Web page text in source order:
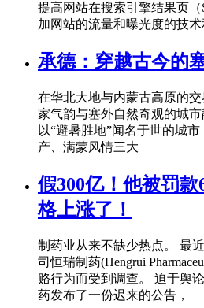
提高网站在搜索引擎结果页
加网站的流量和曝光度的技术
承德：穿越古今的
在华北大地与内蒙古高原的
家气韵与塞外自然奇观的城
以“避暑胜地”闻名于世的城
产、满蒙风情三大
假300亿！他被罚
格上涨了！
制药业从来不缺少热点。 最
司恒瑞制药(Hengrui
赂行为而受到调查。 迫于舆
药发布了一份迟来的公告，